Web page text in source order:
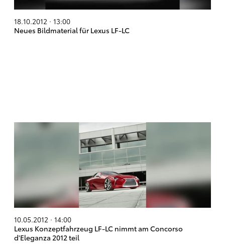
18.10.2012 · 13:00
Neues Bildmaterial für Lexus LF-LC
10.05.2012 · 14:00
Lexus Konzeptfahrzeug LF-LC nimmt am Concorso
d'Eleganza 2012 teil